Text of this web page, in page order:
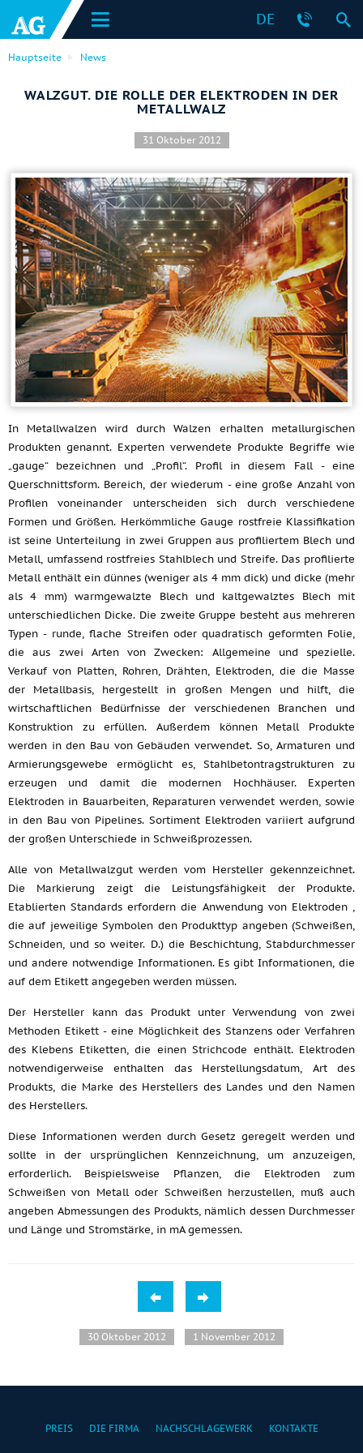
DE
Hauptseite News
WALZGUT. DIE ROLLE DER ELEKTRODEN IN DER
METALLWALZ
31 Oktober 2012
In Metallwalzen wird durch Walzen erhalten metallurgischen
Produkten genannt. Experten verwendete Produkte Begriffe wie
„gauge“ bezeichnen und „Profil“. Profil in diesem Fall - eine
Querschnittsform. Bereich, der wiederum - eine große Anzahl von
Profilen voneinander unterscheiden sich durch verschiedene
Formen und Größen. Herkömmliche Gauge rostfreie Klassifikation
ist seine Unterteilung in zwei Gruppen aus profiliertem Blech und
Metall, umfassend rostfreies Stahlblech und Streife. Das profilierte
Metall enthält ein dünnes (weniger als 4 mm dick) und dicke (mehr
als 4 mm) warmgewalzte Blech und kaltgewalztes Blech mit
unterschiedlichen Dicke. Die zweite Gruppe besteht aus mehreren
Typen - runde, flache Streifen oder quadratisch geformten Folie,
die aus zwei Arten von Zwecken: Allgemeine und spezielle.
Verkauf von Platten, Rohren, Drähten, Elektroden, die die Masse
der Metallbasis, hergestellt in großen Mengen und hilft, die
wirtschaftlichen Bedürfnisse der verschiedenen Branchen und
Konstruktion zu erfüllen. Außerdem können Metall Produkte
werden in den Bau von Gebäuden verwendet. So, Armaturen und
Armierungsgewebe ermöglicht es, Stahlbetontragstrukturen zu
erzeugen und damit die modernen Hochhäuser. Experten
Elektroden in Bauarbeiten, Reparaturen verwendet werden, sowie
in den Bau von Pipelines. Sortiment Elektroden variiert aufgrund
der großen Unterschiede in Schweißprozessen.
Alle von Metallwalzgut werden vom Hersteller gekennzeichnet.
Die Markierung zeigt die Leistungsfähigkeit der Produkte.
Etablierten Standards erfordern die Anwendung von Elektroden ,
die auf jeweilige Symbolen den Produkttyp angeben (Schweißen,
Schneiden, und so weiter. D.)die Beschichtung, Stabdurchmesser
und andere notwendige Informationen. Es gibt Informationen, die
auf dem Etikett angegeben werden müssen.
Der Hersteller kann das Produkt unter Verwendung von zwei
Methoden Etikett - eine Möglichkeit des Stanzens oder Verfahren
des Klebens Etiketten, die einen Strichcode enthält. Elektroden
notwendigerweise enthalten das Herstellungsdatum, Art des
Produkts, die Marke des Herstellers des Landes und den Namen
des Herstellers.
Diese Informationen werden durch Gesetz geregelt werden und
sollte in der ursprünglichen Kennzeichnung, um anzuzeigen,
erforderlich. Beispielsweise Pflanzen, die Elektroden zum
Schweißen von Metall oder Schweißen herzustellen, muß auch
angeben Abmessungen des Produkts, nämlich dessen Durchmesser
und Länge und Stromstärke, in mA gemessen.
30 Oktober 2012 1 November 2012
PREIS DIE FIRMA NACHSCHLAGEWERK KONTAKTE